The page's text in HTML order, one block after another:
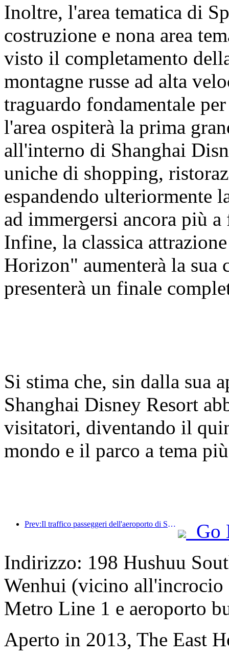
Inoltre, l'area tematica di
costruzione e nona area
visto il completamento
montagne russe ad alta
traguardo fondamentale
l'area ospiterà la prima
all'interno di Shanghai
uniche di shopping,
espandendo ulteriormente
ad immergersi ancora più
Infine, la classica
Horizon" aumenterà la sua
presenterà un finale
Si stima che, sin dalla sua
Shanghai Disney Resort
visitatori, diventando il
mondo e il parco a tema
Prev:Il traffico passeggeri dell'aeroporto di Shenzhen ha superato i 3 milioni quest'anno, stabilendo un nuovo record per lo stesso periodo.
Go
Indirizzo: 198 Hushuu
Wenhui (vicino all'incrocio
Metro Line 1 e aeroporto
Aperto in 2013, The East